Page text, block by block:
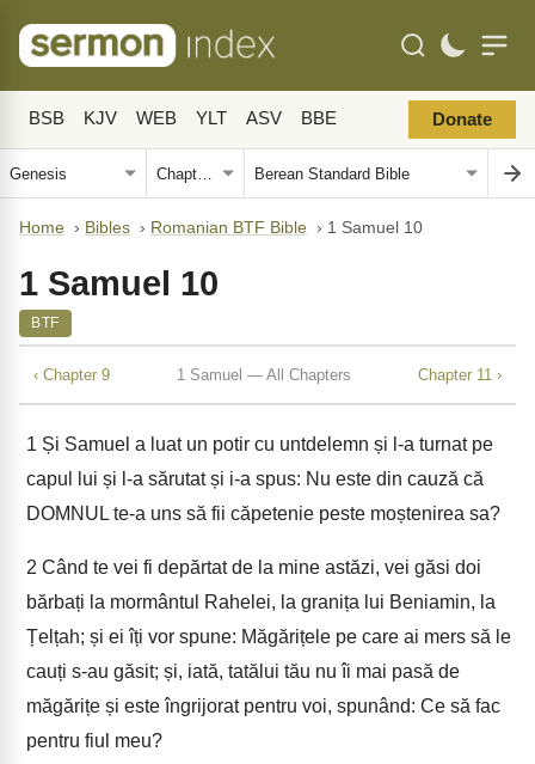
BSB KJV WEB YLT ASV BBE Donate
Home › Bibles › Romanian BTF Bible › 1 Samuel 10
1 Samuel 10
BTF
‹ Chapter 9 1 Samuel — All Chapters Chapter 11 ›
1 Și Samuel a luat un potir cu untdelemn și l-a turnat pe
capul lui și l-a sărutat și i-a spus: Nu este din cauză că
DOMNUL te-a uns să fii căpetenie peste moștenirea sa?
2 Când te vei fi depărtat de la mine astăzi, vei găsi doi
bărbați la mormântul Rahelei, la granița lui Beniamin, la
Țelțah; și ei îți vor spune: Măgărițele pe care ai mers să le
cauți s-au găsit; și, iată, tatălui tău nu îi mai pasă de
măgărițe și este îngrijorat pentru voi, spunând: Ce să fac
pentru fiul meu?